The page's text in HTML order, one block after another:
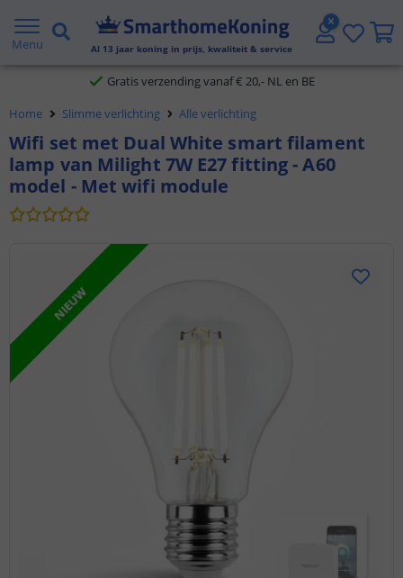
Menu Al 13 jaar koning in prijs, kwaliteit & service
2 jaar garantie
Gratis verzending vanaf € 20,- NL en BE
Klantbeoordeling 9.1
Voor 23:45 uur besteld, morgen in huis
Home Slimme verlichting Alle verlichting
Wifi set met Dual White smart filament
lamp van Milight 7W E27 fitting - A60
model - Met wifi module
NIEUW